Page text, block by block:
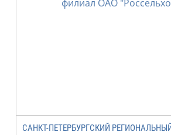
САНКТ-ПЕТЕРБУРГСКИЙ